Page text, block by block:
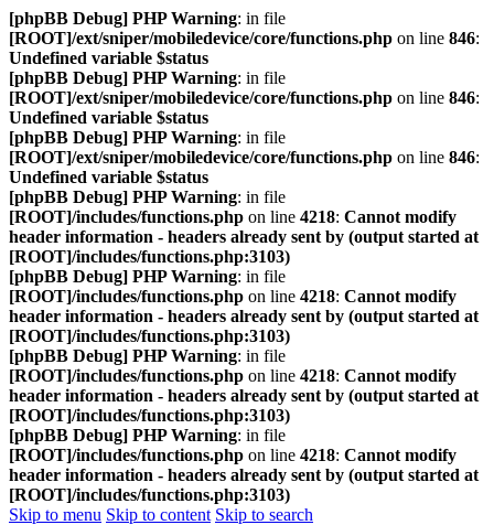
[phpBB Debug] PHP Warning: in file
[ROOT]/ext/sniper/mobiledevice/core/functions.php on line 846:
Undefined variable $status
[phpBB Debug] PHP Warning: in file
[ROOT]/ext/sniper/mobiledevice/core/functions.php on line 846:
Undefined variable $status
[phpBB Debug] PHP Warning: in file
[ROOT]/ext/sniper/mobiledevice/core/functions.php on line 846:
Undefined variable $status
[phpBB Debug] PHP Warning: in file
[ROOT]/includes/functions.php on line 4218: Cannot modify
header information - headers already sent by (output started at
[ROOT]/includes/functions.php:3103)
[phpBB Debug] PHP Warning: in file
[ROOT]/includes/functions.php on line 4218: Cannot modify
header information - headers already sent by (output started at
[ROOT]/includes/functions.php:3103)
[phpBB Debug] PHP Warning: in file
[ROOT]/includes/functions.php on line 4218: Cannot modify
header information - headers already sent by (output started at
[ROOT]/includes/functions.php:3103)
[phpBB Debug] PHP Warning: in file
[ROOT]/includes/functions.php on line 4218: Cannot modify
header information - headers already sent by (output started at
[ROOT]/includes/functions.php:3103)
Skip to menu Skip to content Skip to search